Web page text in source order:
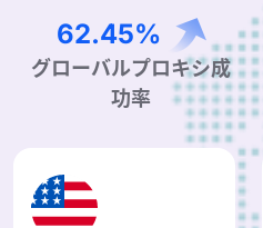
98.07%
グローバルプロキシ成
功率